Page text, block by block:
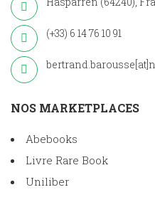
(+33) 6 14 76 10 91
NOS MARKETPLACES
Abebooks
Livre Rare Book
Uniliber